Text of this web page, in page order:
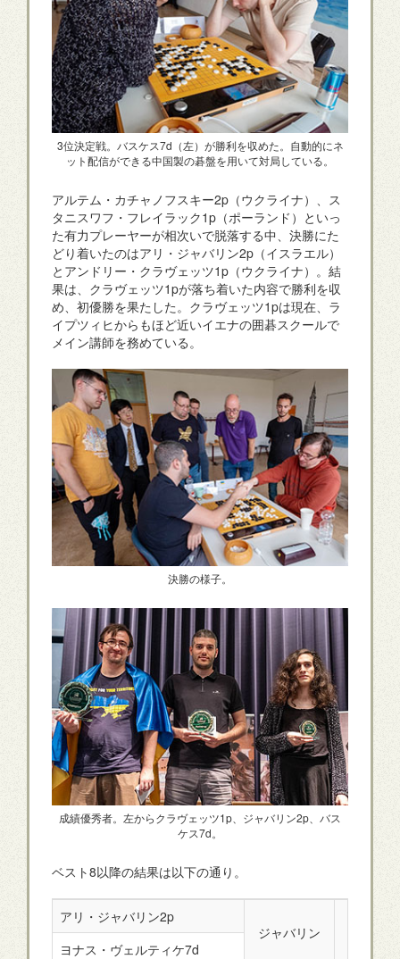
3位決定戦。バスケス7d（左）が勝利を収めた。自動的にネ
ット配信ができる中国製の碁盤を用いて対局している。
アルテム・カチャノフスキー2p（ウクライナ）、ス
タニスワフ・フレイラック1p（ポーランド）といっ
た有力プレーヤーが相次いで脱落する中、決勝にた
どり着いたのはアリ・ジャバリン2p（イスラエル）
とアンドリー・クラヴェッツ1p（ウクライナ）。結
果は、クラヴェッツ1pが落ち着いた内容で勝利を収
め、初優勝を果たした。クラヴェッツ1pは現在、ラ
イプツィヒからもほど近いイエナの囲碁スクールで
メイン講師を務めている。
決勝の様子。
成績優秀者。左からクラヴェッツ1p、ジャバリン2p、バス
ケス7d。
ベスト8以降の結果は以下の通り。
アリ・ジャバリン2p
ジャバリン
ヨナス・ヴェルティケ7d